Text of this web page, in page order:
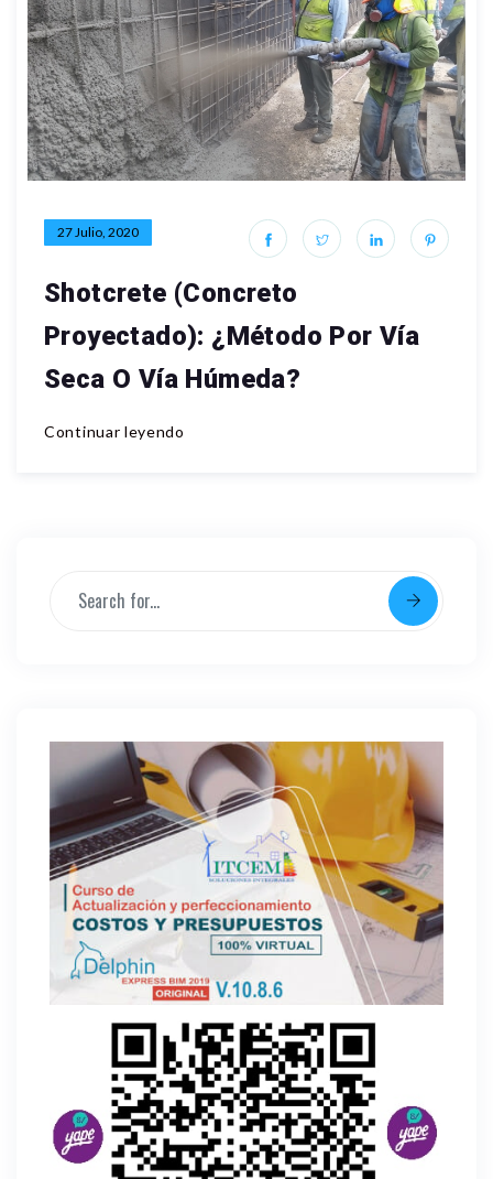
27 Julio, 2020
Shotcrete (Concreto
Proyectado): ¿Método Por Vía
Seca O Vía Húmeda?
Continuar leyendo